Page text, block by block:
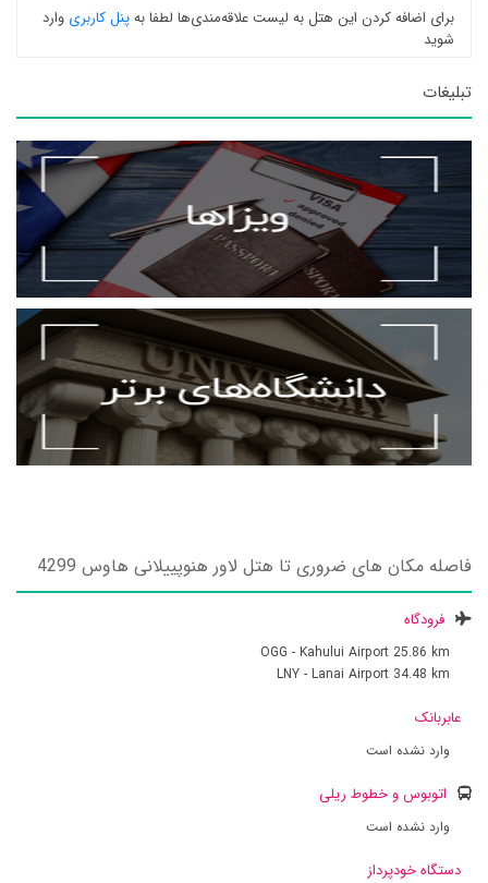
برای اضافه کردن این هتل به لیست علاقه‌مندی‌ها لطفا بهپنل کاربری وارد
شوید
تبلیغات
فاصله مکان های ضروری تا هتل لاور هنوپییلانی هاوس 4299
فرودگاه
OGG - Kahului Airport 25.86 km
LNY - Lanai Airport 34.48 km
عابربانک
وارد نشده است
اتوبوس و خطوط ریلی
وارد نشده است
دستگاه خودپرداز